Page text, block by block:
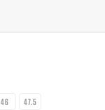
46 47.5